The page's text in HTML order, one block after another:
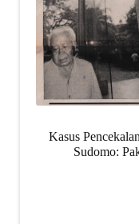
Kasus
Sudomo: